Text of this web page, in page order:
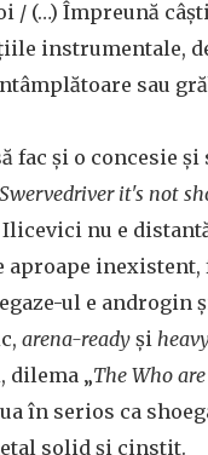
/ (…) Împreună
instrumentale,
sau
fac și o concesie
Swervedriver it's not
nu e
aproape inexistent,
ul e
arena-ready și
dilema „The Who
în serios ca
solid și cinstit.